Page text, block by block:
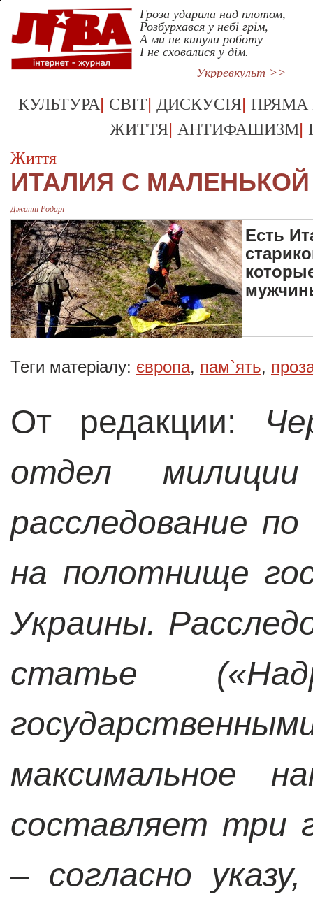
Гроза ударила над плотом,
Розбурхався у небі грім,
А ми не кинули роботу
І не сховалися у дім.
Укрревкульт >>
КУЛЬТУРА| СВІТ| ДИСКУСІЯ| ПРЯМА
ЖИТТЯ| АНТИФАШИЗМ|
Життя
ИТАЛИЯ С
Джаннi Родарi
Есть
Теги матеріалу: європа, пам`ять,
От редакции:
отдел
расследование
на полотнище
Украины.
статье
максимальное
составляет три
– согласно